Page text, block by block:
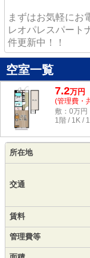
まずはお気軽にお
レオパレスパート
件更新中！！
空室一覧
7.2万円
(管理費・
敷：0万円
1階 / 1K /
所在地
交通
賃料
管理費等